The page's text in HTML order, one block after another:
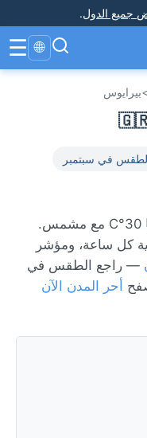
جميع الدول.
🌐
☰
>بيرايوس
في سبتمبر
الطقس المباشر في بيرايوس، حاليًا 30°C مع مشمس.
الجوية كل ساعة، ومؤشر
— راجع الطقس في
أحر المدن الآن